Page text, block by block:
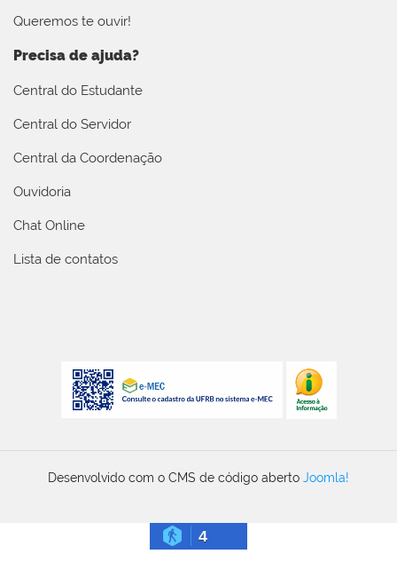
Queremos te ouvir!
Precisa de ajuda?
Central do Estudante
Central do Servidor
Central da Coordenação
Ouvidoria
Chat Online
Lista de contatos
Desenvolvido com o CMS de código aberto Joomla!
4